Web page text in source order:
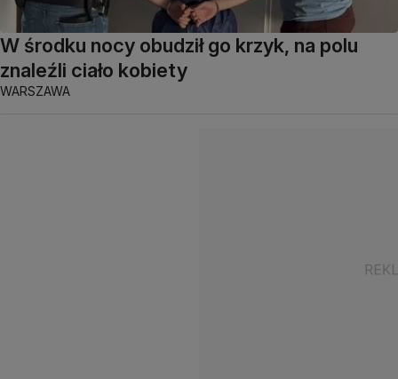
W środku nocy obudził go krzyk, na polu
znaleźli ciało kobiety
WARSZAWA